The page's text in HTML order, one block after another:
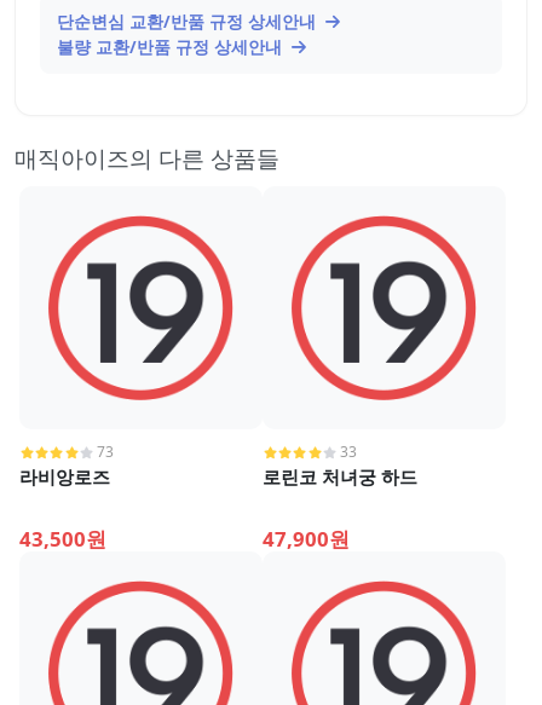
단순변심 교환/반품 규정 상세안내
불량 교환/반품 규정 상세안내
매직아이즈의 다른 상품들
73
라비앙로즈
43,500원
33
로린코 처녀궁 하드
47,900원